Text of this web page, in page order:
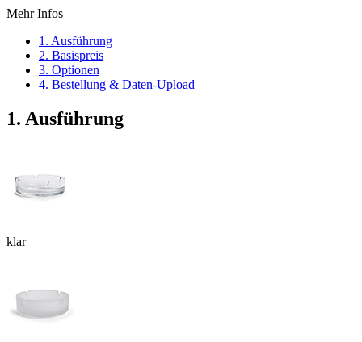
Mehr Infos
1. Ausführung
2. Basispreis
3. Optionen
4. Bestellung & Daten-Upload
1. Ausführung
klar